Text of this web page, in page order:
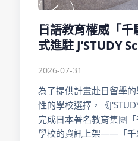
日語教育權威「
式進駐 J’STUDY
2026-07-31
為了提供計畫赴日留學
性的學校選擇，《
完成日本著名教育集團
學校的資訊上架——「千
下一頁